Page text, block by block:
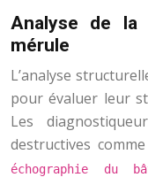
Analyse de
mérule
L’analyse
pour évaluer leur
Les
destructives
échographie du